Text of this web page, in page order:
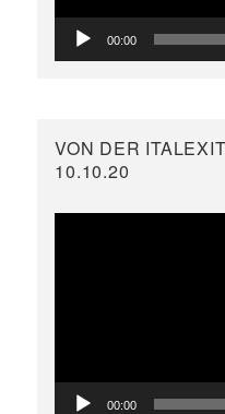
00:00
VON DER
10.10.20
00:00